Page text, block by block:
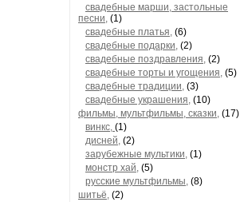
свадебные марши, застольные
песни, (1)
свадебные платья, (6)
свадебные подарки, (2)
свадебные поздравления, (2)
свадебные торты и угощения, (5)
свадебные традиции, (3)
свадебные украшения, (10)
фильмы, мультфильмы, сказки, (17)
винкс, (1)
дисней, (2)
зарубежные мультики, (1)
монстр хай, (5)
русские мультфильмы, (8)
шитьё, (2)